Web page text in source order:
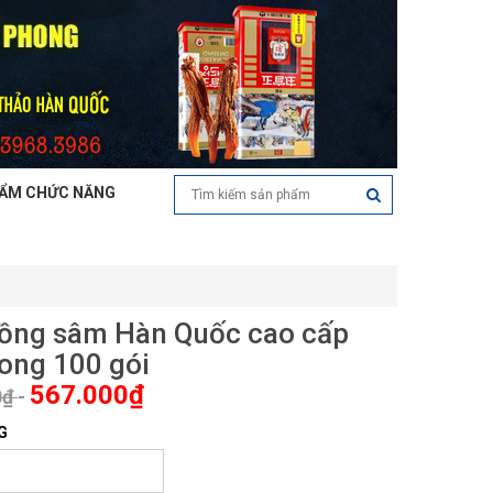
CHỨC NĂNG
sâm Hàn Quốc cao cấp
100 gói
- 567.000₫